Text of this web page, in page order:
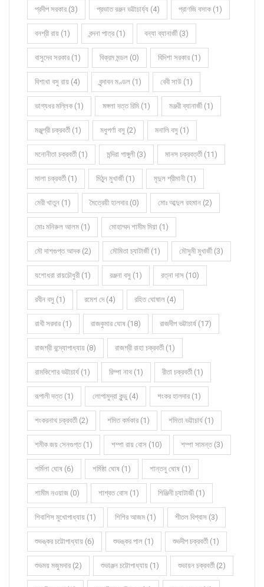
প্রদীপ সরকার (3) প্রভাত রঞ্জন ভট্টাচার্য্য (4) প্রাণজি বসাক (1)
বনশ্রী রায় (1) বন্দনা পাত্র (1) বন্যা ব্যানার্জী (3)
বাসুদেব সরকার (1) বিক্রম মন্ডল (0) বিদিশা সরকার (1)
বিশাখা বসু রায় (4) বৃন্দাবন মণ্ডল (1) বেবী সাউ (1)
ভাগ্যধর মল্লিক (1) মঙ্গলা দত্ত রিমি (1) মঞ্জরী ব্যানার্জী (1)
মঞ্জুশ্রী চক্রবর্তী (1) মধুপর্ণা বসু (2) মনালি বসু (1)
মনোনীতা চক্রবর্তী (1) মন্দিরা গাঙ্গুলী (3) মানস চক্রবর্ত্তী (11)
মালা চক্রবর্তী (1) মিঠুন মুখার্জী (1) মৃদুল শ্রীমানী (1)
মেরী খাতুন (1) মৈত্রেয়ী হালদার (0) মোঃ আব্দুল রহমান (2)
মোঃ মনিরুল আলম (1) মোহাম্মদ শামীম মিয়া (1)
মৌ দাশগুপ্ত আদক (2) মৌমিতা চ্যাটার্জী (1) মৌসুমী মুখার্জী (3)
যশোধরা রায়চৌধুরী (1) রঞ্জনা বসু (1) রত্না দাস (10)
রবীন বসু (1) রমেশ দে (4) রহিত ঘোষাল (4)
রাখী সরদার (1) রাজকুমার ঘোষ (18) রাজদীপ ভট্টাচার্য (17)
রাজশ্রী বন্দ্যোপাধ্যায় (8) রাজশ্রী রাহা চক্রবর্তী (1)
রামকিশোর ভট্টাচার্য (1) রিম্পা নাথ (1) রীতা চক্রবর্তী (1)
রূপালী দত্ত (1) লোপামুদ্রা কুন্ডু (4) শংকর হালদার (1)
শংকরনাথ চক্রবর্তী (2) শমিত কর্মকার (1) শমিতা ভট্টাচার্য (1)
শমীক জয় সেনগুপ্ত (1) শম্পা রায় বোস (10) শম্পা সামন্ত (3)
শর্মিলা ঘোষ (6) শর্মিষ্ঠা ঘোষ (1) শান্তনু ঘোষ (1)
শামীম নওয়াজ (0) শাশ্বত বোস (1) শিঞ্জিনী চ্যাটার্জী (1)
শিবাশিস মুখোপাধ্যায় (1) শিশির আজম (1) শীতল বিশ্বাস (3)
শুভঙ্কর চট্টোপাধ্যায় (6) শুভঙ্কর পাল (1) শুভদীপ চক্রবর্তী (1)
শুভময় মজুমদার (2) শুভাঞ্জন চট্টোপাধ্যায় (1) শুভায়ন চক্রবর্তী (2)